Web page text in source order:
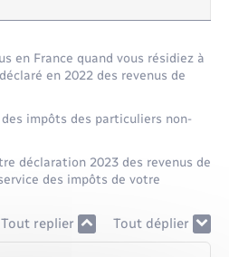
en France quand vous résidiez à
en 2022 des revenus de
impôts des particuliers non-
déclaration 2023 des revenus de
des impôts de votre
Tout replier Tout déplier